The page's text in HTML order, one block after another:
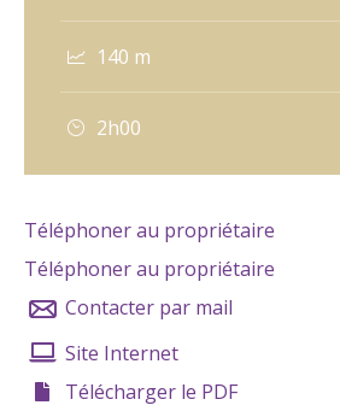
140 m
2h00
Téléphoner au propriétaire
Téléphoner au propriétaire
Contacter par mail
Site Internet
Télécharger le PDF